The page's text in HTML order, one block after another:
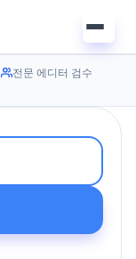
전문 에디터 검수